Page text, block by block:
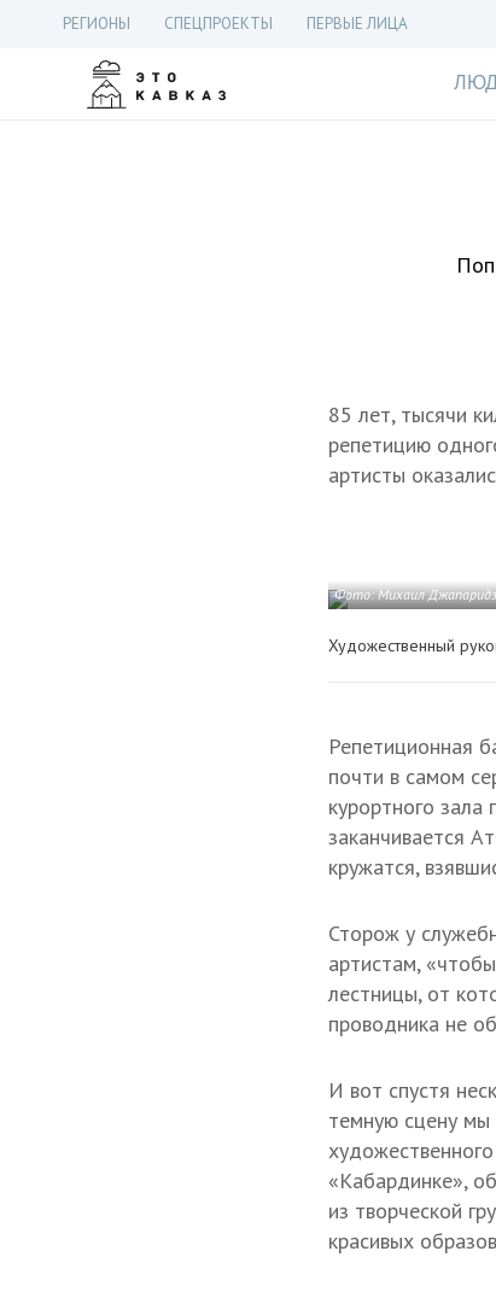
РЕГИОНЫ СПЕЦПРОЕКТЫ ПЕРВЫЕ ЛИЦА
85 лет, тысячи
репетицию
артисты
Фото: Михаил
Художественный
Репетиционная
почти в самом
курортного
заканчивается
кружатся,
Сторож у
артистам,
лестницы, от
проводника не
И вот спустя
темную сцену мы
«Кабардинке»,
из творческой
красивых